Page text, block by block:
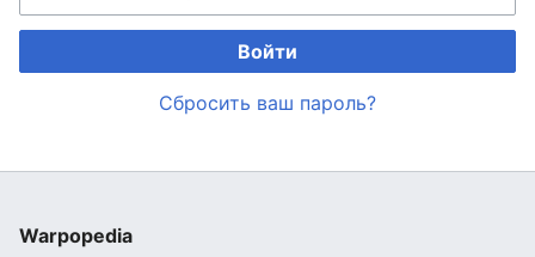
Войти
Сбросить ваш пароль?
Warpopedia